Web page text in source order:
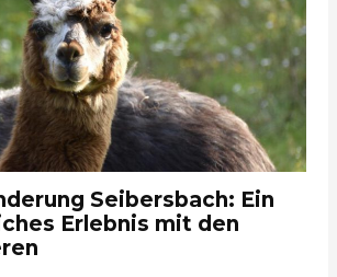
Seibersbach: Ein
Erlebnis mit den